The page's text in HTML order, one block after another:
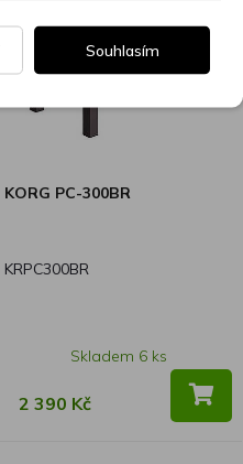
KORG PC-300BR
KRPC300BR
Skladem 6 ks
2 390 Kč
Souhlasím